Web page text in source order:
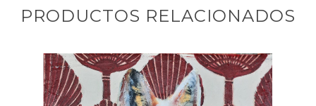
PRODUCTOS RELACIONADOS